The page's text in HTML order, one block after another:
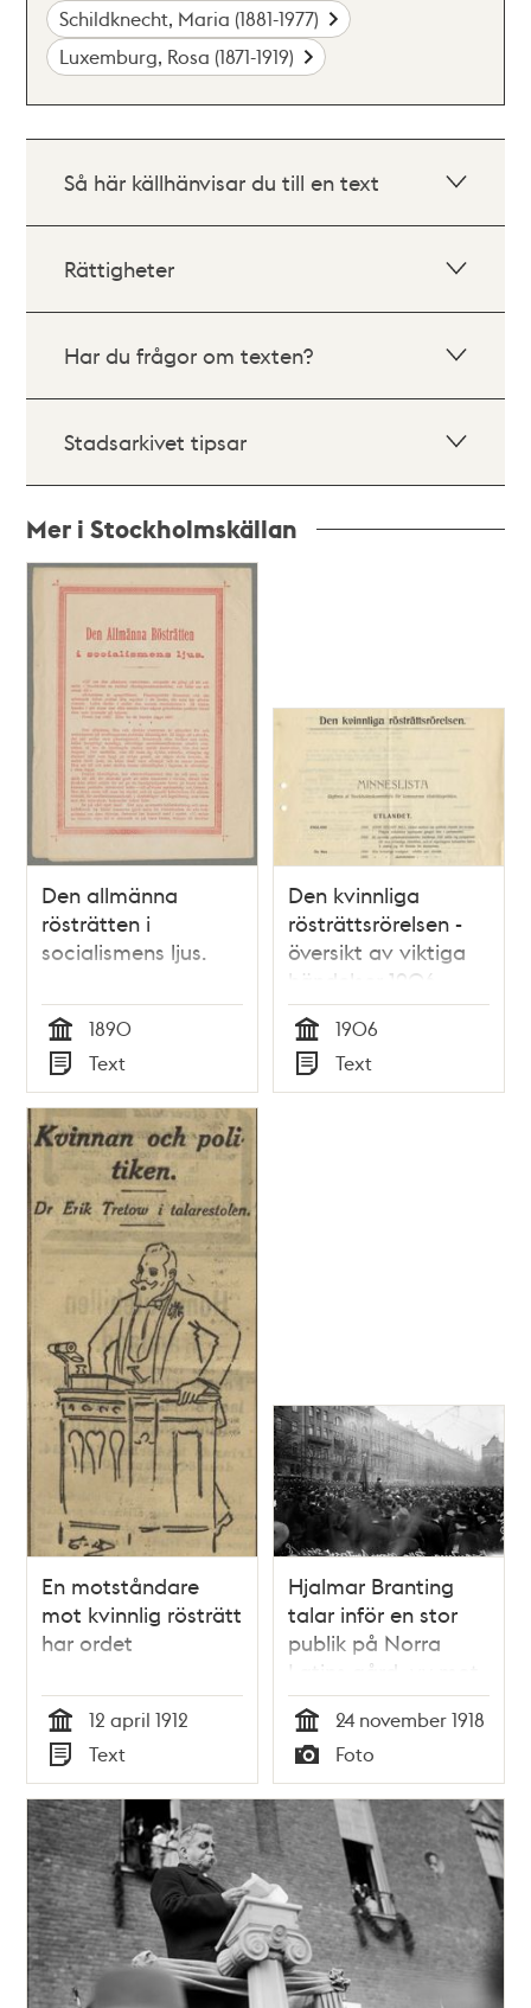
Schildknecht, Maria (1881-1977)
Luxemburg, Rosa (1871-1919)
Så här källhänvisar du till en text
Rättigheter
Har du frågor om texten?
Stadsarkivet tipsar
Mer i Stockholmskällan
Relaterade
teman
Den allmänna
rösträtten i
socialismens ljus.
Tid
1890
Typ
Text
Den kvinnliga
rösträttsrörelsen -
översikt av viktiga
händelser 1906
Tid
1906
Typ
Text
En motståndare
mot kvinnlig rösträtt
har ordet
Tid
12 april 1912
Typ
Text
Hjalmar Branting
talar inför en stor
publik på Norra
Latins gård, vy mot
Barnhusgatan, om
författningsfrågan -
bland annat kvinnlig
rösträtt
Tid
24 november 1918
Typ
Foto